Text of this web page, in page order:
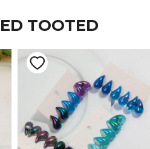
TOOTED